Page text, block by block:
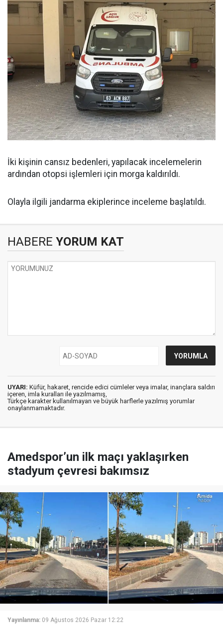
İki kişinin cansız bedenleri, yapılacak incelemelerin
ardından otopsi işlemleri için morga kaldırıldı.
Olayla ilgili jandarma ekiplerince inceleme başlatıldı.
HABERE YORUM KAT
UYARI: Küfür, hakaret, rencide edici cümleler veya imalar, inançlara saldırı
içeren, imla kuralları ile yazılmamış,
Türkçe karakter kullanılmayan ve büyük harflerle yazılmış yorumlar
onaylanmamaktadır.
Amedspor’un ilk maçı yaklaşırken
stadyum çevresi bakımsız
Yayınlanma: 09 Ağustos 2026 Pazar 12:22